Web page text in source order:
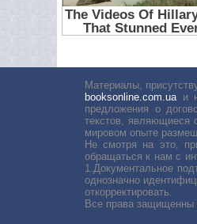
Материалы,
booksonline.com.uaи
предложения о
текстов, являющиеся
мировом опыте
Не смотря на это,
обращаться к нам с
1.Документальное
однозначно
откорректировать.
Все права защищенны